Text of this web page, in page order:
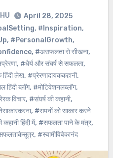
April 28, 2025
, #Inspiration,
, #PersonalGrowth,
, #असफलता से सीखना,
, #धैर्य और संघर्ष से सफलता,
हिंदी लेख, #प्रेरणादायककहानी,
हिंदी ब्लॉग, #मोटिवेशनलब्लॉग,
विचार, #संघर्ष की कहानी,
, #सपनों को साकार करने
हिंदी में, #सफलता पाने के मंत्र,
, #स्वामीविवेकानंद